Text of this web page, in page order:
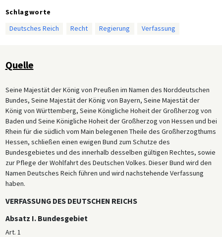
Schlagworte
Deutsches Reich
Recht Regierung Verfassung
Quelle
Seine Majestät der König von Preußen im Namen des Norddeutschen
Bundes, Seine Majestät der König von Bayern, Seine Majestät der
König von Württemberg, Seine Königliche Hoheit der Großherzog von
Baden und Seine Königliche Hoheit der Großherzog von Hessen und bei
Rhein für die südlich vom Main belegenen Theile des Großherzogthums
Hessen, schließen einen ewigen Bund zum Schutze des
Bundesgebietes und des innerhalb desselben gültigen Rechtes, sowie
zur Pflege der Wohlfahrt des Deutschen Volkes. Dieser Bund wird den
Namen Deutsches Reich führen und wird nachstehende Verfassung
haben.
VERFASSUNG DES DEUTSCHEN REICHS
Absatz I. Bundesgebiet
Art. 1